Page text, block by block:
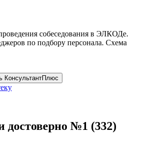
собеседования в ЭЛКОДе.
по подбору персонала. Схема
КонсультантПлюс
достоверно №1 (332)